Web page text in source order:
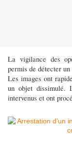
La vigilance des
permis de détecter
Les images ont
un objet dissimulé.
intervenus et ont